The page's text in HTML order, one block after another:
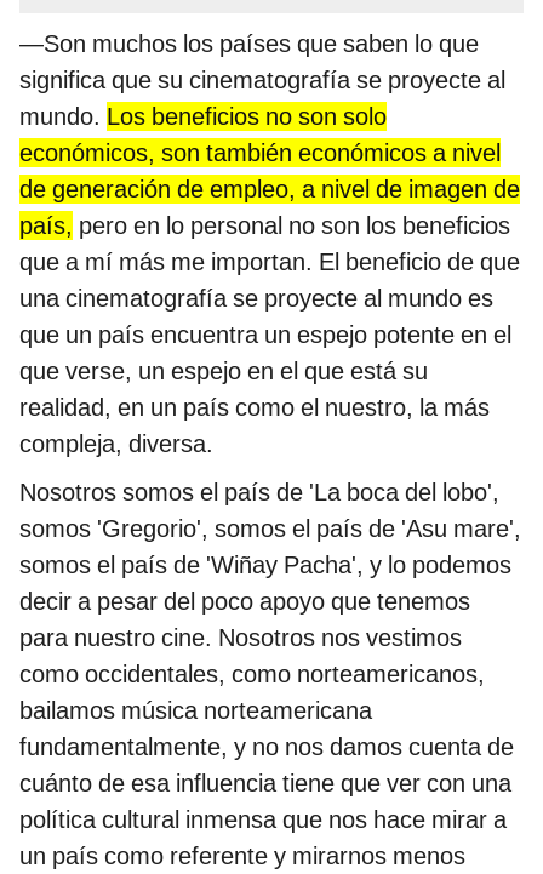
—Son muchos los países que saben lo que
significa que su cinematografía se proyecte al
mundo. Los beneficios no son solo
económicos, son también económicos a nivel
de generación de empleo, a nivel de imagen de
país, pero en lo personal no son los beneficios
que a mí más me importan. El beneficio de que
una cinematografía se proyecte al mundo es
que un país encuentra un espejo potente en el
que verse, un espejo en el que está su
realidad, en un país como el nuestro, la más
compleja, diversa.
Nosotros somos el país de 'La boca del lobo',
somos 'Gregorio', somos el país de 'Asu mare',
somos el país de 'Wiñay Pacha', y lo podemos
decir a pesar del poco apoyo que tenemos
para nuestro cine. Nosotros nos vestimos
como occidentales, como norteamericanos,
bailamos música norteamericana
fundamentalmente, y no nos damos cuenta de
cuánto de esa influencia tiene que ver con una
política cultural inmensa que nos hace mirar a
un país como referente y mirarnos menos